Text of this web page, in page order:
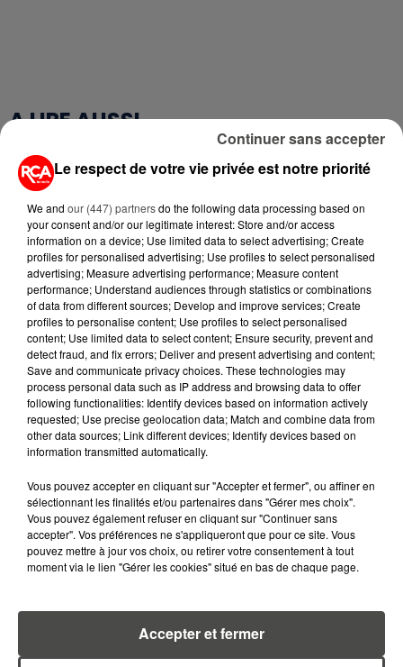
A LIRE AUSSI...
7 août 2026
VRAIMENT OBLIGATOIRE DE
MANGER LE MATIN ?
7 août 2026
WEEK-END ROUGE SUR LES
ROUTES : LE GRAND OUEST SE
PRÉPARE À UN...
6 août 2026
MÉGOTS ET FEUX DE FORÊT : LES
INDUSTRIELS DU TABAC BIENTÔT
TAXÉS...
6 août 2026
BOUTEILLES D'EAU
DISPARAISSENT DES RAYONS...
5 août 2026
MANGER SAINEMENT COÛTE 25 %
ALERTE L’ONU
Le respect de votre vie privée est notre priorité
We and our (447) partnersdo the following data processing based on
your consent and/or our legitimate interest: Store and/or access
information on a device; Use limited data to select advertising; Create
profiles for personalised advertising; Use profiles to select personalised
advertising; Measure advertising performance; Measure content
performance; Understand audiences through statistics or combinations
of data from different sources; Develop and improve services; Create
profiles to personalise content; Use profiles to select personalised
content; Use limited data to select content; Ensure security, prevent and
detect fraud, and fix errors; Deliver and present advertising and content;
Save and communicate privacy choices. These technologies may
process personal data such as IP address and browsing data to offer
following functionalities: Identify devices based on information actively
requested; Use precise geolocation data; Match and combine data from
other data sources; Link different devices; Identify devices based on
information transmitted automatically.
Vous pouvez accepter en cliquant sur "Accepter et fermer", ou affiner en
sélectionnant les finalités et/ou partenaires dans "Gérer mes choix".
Vous pouvez également refuser en cliquant sur "Continuer sans
accepter". Vos préférences ne s'appliqueront que pour ce site. Vous
pouvez mettre à jour vos choix, ou retirer votre consentement à tout
moment via le lien "Gérer les cookies" situé en bas de chaque page.
Accepter et fermer
Continuer sans accepter